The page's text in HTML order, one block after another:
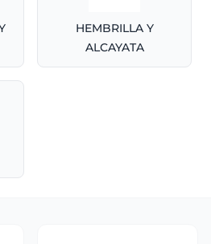
HEMBRILLA Y
ALCAYATA